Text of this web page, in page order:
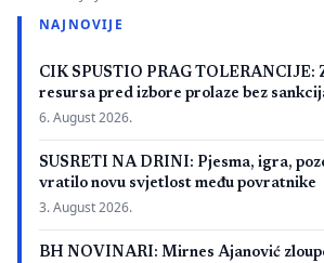
zbog neispunjavanja propisanih uslova.
imati značaj i za druge postupke koje
Hercegovini. […]
NAJNOVIJE
CIK SPUSTIO PRAG TOLERANCIJE:
resursa pred izbore prolaze bez
6. August 2026.
SUSRETI NA DRINI: Pjesma, igra,
vratilo novu svjetlost među povratnike
3. August 2026.
BH NOVINARI: Mirnes Ajanović